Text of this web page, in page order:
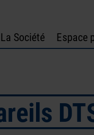
La Société Espace